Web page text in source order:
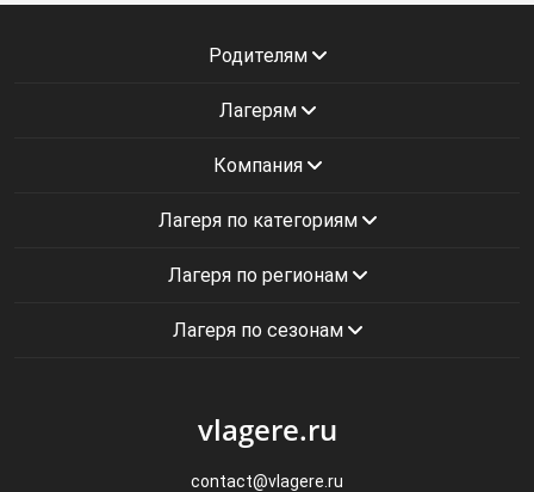
Родителям
Лагерям
Компания
Лагеря по категориям
Лагеря по регионам
Лагеря по сезонам
vlagere.ru
contact@vlagere.ru